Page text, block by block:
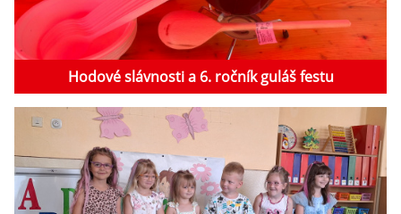
Hodové slávnosti a 6. ročník guláš festu